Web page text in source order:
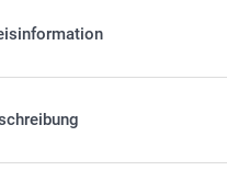
Sie Ihrem Fotobuch
Look und
Papier mit
Finish.sich in EURO (€) inkl.